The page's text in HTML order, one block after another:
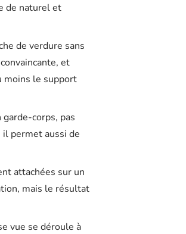
de naturel et
de verdure sans
et
moins le support
corps, pas
permet aussi de
attachées sur un
mais le résultat
vue se déroule à